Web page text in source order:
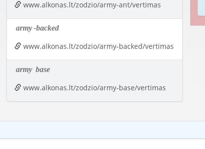
www.alkonas.lt/zodzio/army-ant/vertimas
army-backed
www.alkonas.lt/zodzio/army-backed/vertimas
army base
www.alkonas.lt/zodzio/army-base/vertimas